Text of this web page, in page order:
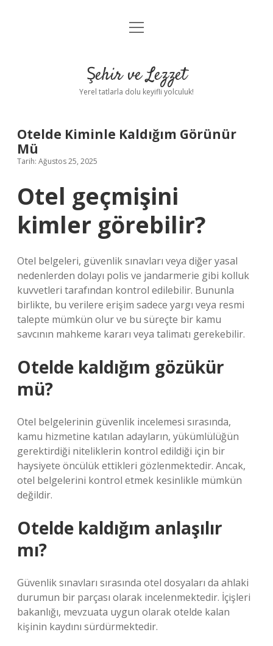
Anasayfa
Yasal Uyarı
menüyü
Şehir ve Lezzet
Yerel tatlarla dolu keyifli yolculuk!
Otelde Kiminle Kaldığım Görünür
Mü
Tarih: Ağustos 25, 2025
Otel geçmişini
kimler görebilir?
Otel belgeleri, güvenlik sınavları veya diğer yasal
nedenlerden dolayı polis ve jandarmerie gibi kolluk
kuvvetleri tarafından kontrol edilebilir. Bununla
birlikte, bu verilere erişim sadece yargı veya resmi
talepte mümkün olur ve bu süreçte bir kamu
savcının mahkeme kararı veya talimatı gerekebilir.
Otelde kaldığım gözükür
mü?
Otel belgelerinin güvenlik incelemesi sırasında,
kamu hizmetine katılan adayların, yükümlülüğün
gerektirdiği niteliklerin kontrol edildiği için bir
haysiyete öncülük ettikleri gözlenmektedir. Ancak,
otel belgelerini kontrol etmek kesinlikle mümkün
değildir.
Otelde kaldığım anlaşılır
mı?
Güvenlik sınavları sırasında otel dosyaları da ahlaki
durumun bir parçası olarak incelenmektedir. İçişleri
bakanlığı, mevzuata uygun olarak otelde kalan
kişinin kaydını sürdürmektedir.